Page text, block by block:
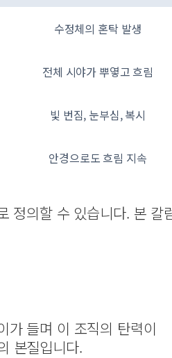
수정체의 혼탁 발생
전체 시야가 뿌옇고 흐림
빛 번짐, 눈부심, 복시
안경으로도 흐림 지속
정의할 수 있습니다. 본 칼
가 들며 이 조직의 탄력이
본질입니다.